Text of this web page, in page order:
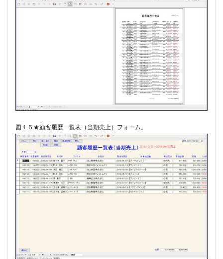
図１５★顧客履歴一覧表（当期売上）フォーム。